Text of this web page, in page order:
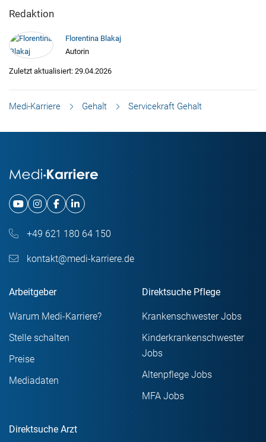
Redaktion
Florentina Blakaj
Autorin
Zuletzt aktualisiert: 29.04.2026
Medi-Karriere Gehalt Servicekraft Gehalt
+49 621 180 64 150
kontakt@medi-karriere.de
Arbeitgeber
Warum Medi-Karriere?
Stelle schalten
Preise
Mediadaten
Direktsuche Pflege
Krankenschwester Jobs
Kinderkrankenschwester
Jobs
Altenpflege Jobs
MFA Jobs
Direktsuche Arzt